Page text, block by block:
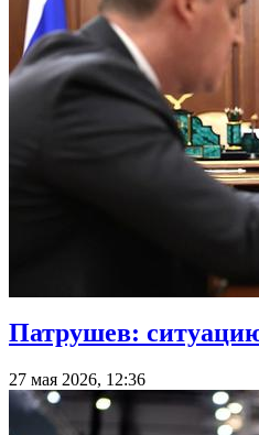
Патрушев:
27 мая 2026, 12:36